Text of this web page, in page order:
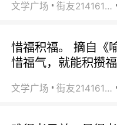
文学广场 街友21416156
惜福积福。 摘自《
惜福气，就能积攒
文学广场 街友21416156